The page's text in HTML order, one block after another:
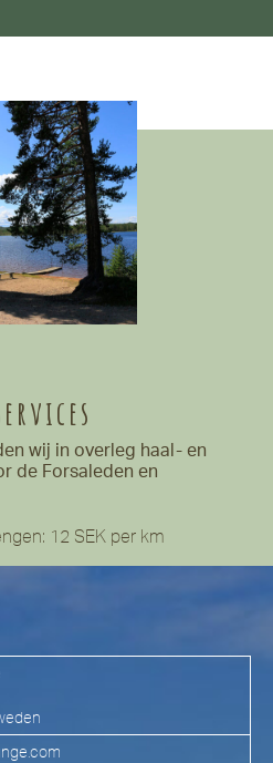
wij in overleg haal- en
de Forsaleden en
12 SEK per km